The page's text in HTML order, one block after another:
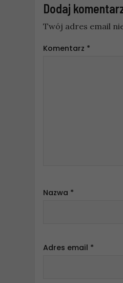
Dodaj
Twój adres email
Komentarz *
Nazwa *
Adres email *